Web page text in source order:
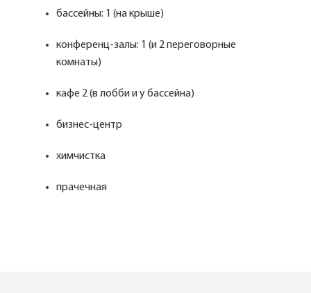
бассейны: 1 (на крыше)
конференц-залы: 1 (и 2 переговорные
комнаты)
кафе 2 (в лобби и у бассейна)
бизнес-центр
химчистка
прачечная